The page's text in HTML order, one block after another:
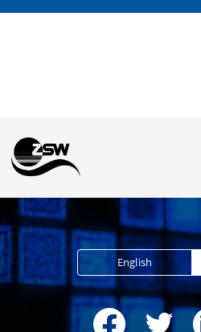
English